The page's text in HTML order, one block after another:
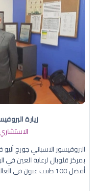
زيارة
البروفيسور الاسباني جورج
بمركز قلوبال لرعاية العين في
أفضل 100 طبيب عيون في العالم